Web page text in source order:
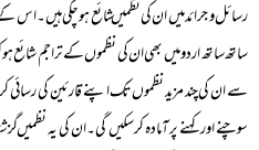
رسائل و جرائد میں ان کی نظمیں شائع ہوچکی ہیں۔ اس
ساتھ ساتھ اردو میں بھی ان کی نظموں کے تراجم شائع
سے ان کی چند مزید نظموں تک اپنے قارئین کی
سوچنے اور کہنے پر آمادہ کرسکیں گی۔ان کی یہ